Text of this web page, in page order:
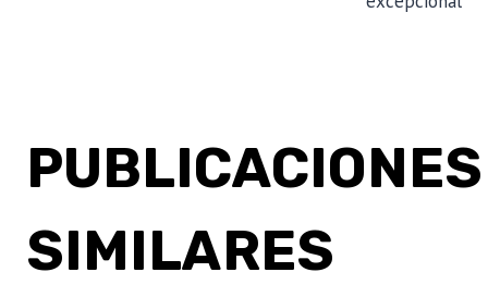
PUBLICACIONES
SIMILARES